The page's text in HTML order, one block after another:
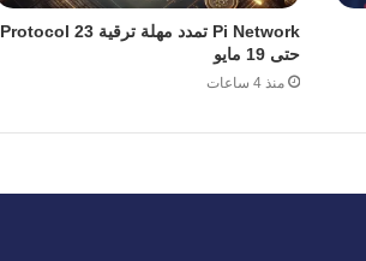
Pi Network تمدد مهلة ترقية Protocol 23
حتى 19 مايو
منذ 4 ساعات